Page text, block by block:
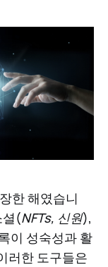
한 해였습니
(NFTs, 신원),
이 성숙성과 활
러한 도구들은